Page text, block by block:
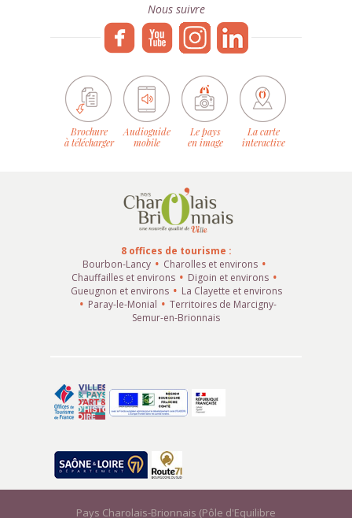
Nous suivre
Brochure
à télécharger
Audioguide
mobile
Le pays
en image
La carte
interactive
8 offices de tourisme :
Bourbon-Lancy
Charolles et environs
Chauffailles et environs
Digoin et environs
Gueugnon et environs
La Clayette et environs
Paray-le-Monial
Territoires de Marcigny-
Semur-en-Brionnais
Pays Charolais-Brionnais (Pôle d'Equilibre